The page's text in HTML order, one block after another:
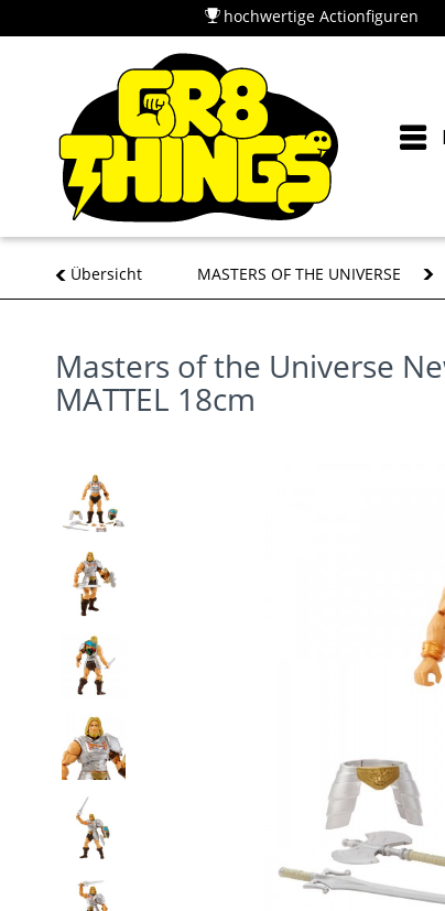
hochwertige Actionfiguren
Übersicht MASTERS OF THE UNIVERSE
Masters of the Universe
MATTEL 18cm